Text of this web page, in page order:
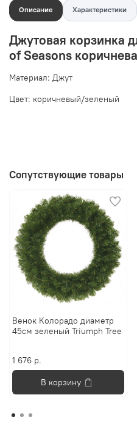
Описание Характеристики
Джутовая корзинка
of Seasons
Материал: Джут
Цвет: коричневый/зеленый
Сопутствующие товары
Венок Колорадо диаметр
45см зеленый Triumph Tree
1 676 р.
В корзину